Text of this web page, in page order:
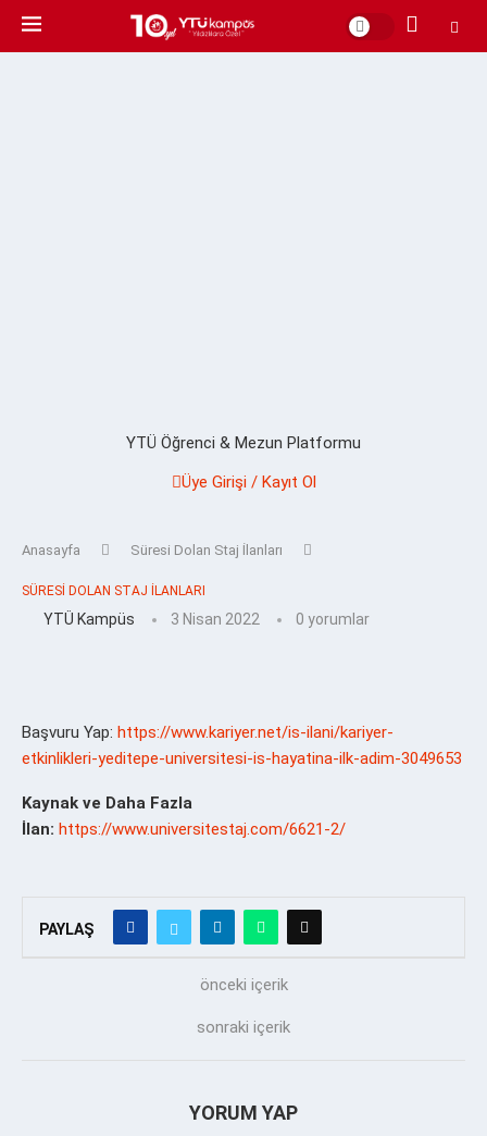
YTÜ Öğrenci & Mezun Platformu
Üye Girişi / Kayıt Ol
Anasayfa Süresi Dolan Staj İlanları
SÜRESI DOLAN STAJ İLANLARI
YTÜ Kampüs 3 Nisan 2022 0 yorumlar
Başvuru Yap: https://www.kariyer.net/is-ilani/kariyer-
etkinlikleri-yeditepe-universitesi-is-hayatina-ilk-adim-3049653
Kaynak ve Daha Fazla
İlan: https://www.universitestaj.com/6621-2/
PAYLAŞ
önceki içerik
sonraki içerik
YORUM YAP